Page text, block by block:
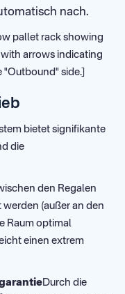
nach.
pallet rack showing
arrows indicating
side.]
bietet signifikante
die
den Regalen
(außer an den
Raum optimal
einen extrem
Durch die